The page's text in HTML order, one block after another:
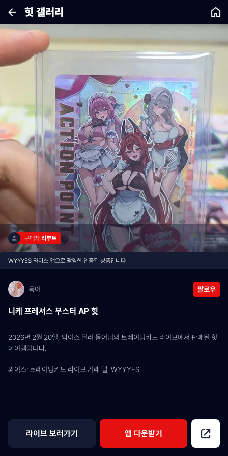
힛 갤러리
구매자 리부트
WYYYES 와이스 앱으로 촬영한 인증된 상품입니다
둥어 팔로우
니케 프레셔스 부스터 AP 힛
2026년 2월 20일, 와이스 딜러 둥어님의 트레이딩카드 라이브에서 판매된 힛
아이템입니다.
와이스: 트레이딩카드 라이브 거래 앱, WYYYES
라이브 보러가기 앱 다운받기